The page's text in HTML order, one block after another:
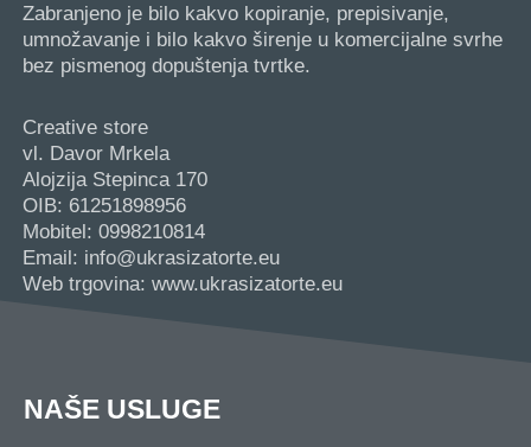
Zabranjeno je bilo kakvo kopiranje, prepisivanje,
umnožavanje i bilo kakvo širenje u komercijalne svrhe
bez pismenog dopuštenja tvrtke.
Creative store
vl. Davor Mrkela
Alojzija Stepinca 170
OIB: 61251898956
Mobitel: 0998210814
Email: info@ukrasizatorte.eu
Web trgovina: www.ukrasizatorte.eu
NAŠE USLUGE